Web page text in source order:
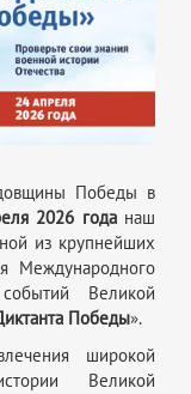
Победы в
2026 годанаш
из крупнейших
Международного
Великой
Победы».
широкой
Великой